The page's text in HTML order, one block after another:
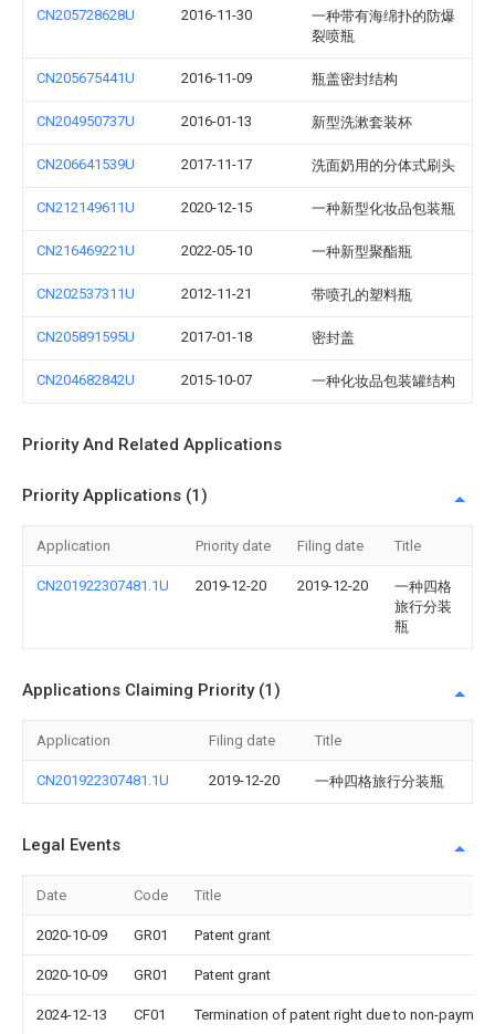
CN205728628U 2016-11-30
一种带有海绵扑的防爆
裂喷瓶
CN205675441U 2016-11-09 瓶盖密封结构
CN204950737U 2016-01-13 新型洗漱套装杯
CN206641539U 2017-11-17 洗面奶用的分体式刷头
CN212149611U 2020-12-15 一种新型化妆品包装瓶
CN216469221U 2022-05-10 一种新型聚酯瓶
CN202537311U 2012-11-21 带喷孔的塑料瓶
CN205891595U 2017-01-18 密封盖
CN204682842U 2015-10-07 一种化妆品包装罐结构
Priority And Related Applications
Priority Applications (1)
Application Priority date Filing date Title
CN201922307481.1U 2019-12-20 2019-12-20
一种四格
旅行分装
瓶
Applications Claiming Priority (1)
Application Filing date Title
CN201922307481.1U 2019-12-20 一种四格旅行分装瓶
Legal Events
Date Code Title
2020-10-09 GR01 Patent grant
2020-10-09 GR01 Patent grant
2024-12-13 CF01 Termination of patent right due to non-